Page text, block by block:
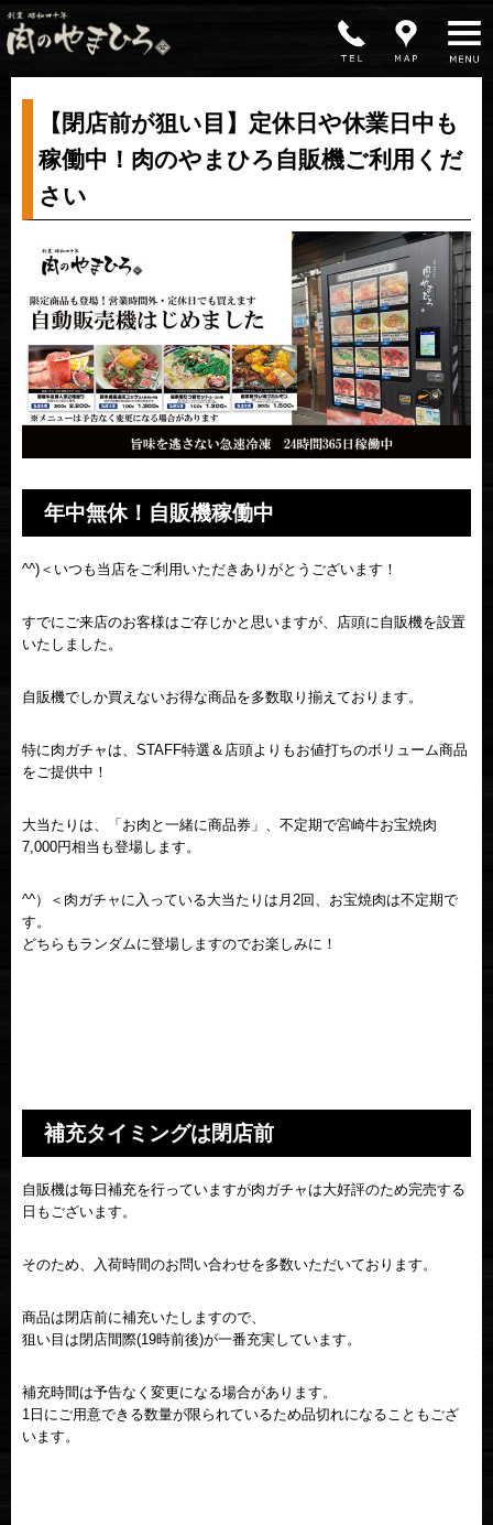
MENU
【閉店前が狙い目】定休日や休業日中も
稼働中！肉のやまひろ自販機ご利用くだ
さい
年中無休！自販機稼働中
^^)＜いつも当店をご利用いただきありがとうございます！
すでにご来店のお客様はご存じかと思いますが、店頭に自販機を設置
いたしました。
自販機でしか買えないお得な商品を多数取り揃えております。
特に肉ガチャは、STAFF特選＆店頭よりもお値打ちのボリューム商品
をご提供中！
大当たりは、「お肉と一緒に商品券」、不定期で宮崎牛お宝焼肉
7,000円相当も登場します。
^^）＜肉ガチャに入っている大当たりは月2回、お宝焼肉は不定期で
す。
どちらもランダムに登場しますのでお楽しみに！
補充タイミングは閉店前
自販機は毎日補充を行っていますが肉ガチャは大好評のため完売する
日もございます。
そのため、入荷時間のお問い合わせを多数いただいております。
商品は閉店前に補充いたしますので、
狙い目は閉店間際(19時前後)が一番充実しています。
補充時間は予告なく変更になる場合があります。
1日にご用意できる数量が限られているため品切れになることもござ
います。